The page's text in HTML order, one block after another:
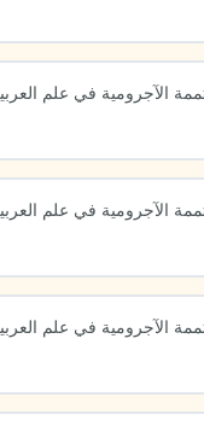
الآجرومية في علم العربية
الآجرومية في علم العربية
الآجرومية في علم العربية